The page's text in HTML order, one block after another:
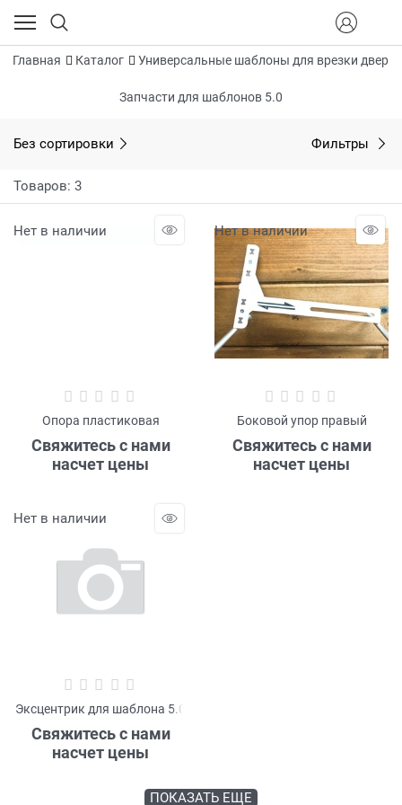
Главная Каталог Универсальные шаблоны для врезки
Запчасти для шаблонов 5.0
Без сортировки Фильтры
Товаров: 3
Нет в наличии
Опора пластиковая
Свяжитесь с нами
насчет цены
Нет в наличии
Боковой упор правый
Свяжитесь с нами
насчет цены
Нет в наличии
Эксцентрик для шаблона 5.0
Свяжитесь с нами
насчет цены
ПОКАЗАТЬ ЕЩЕ